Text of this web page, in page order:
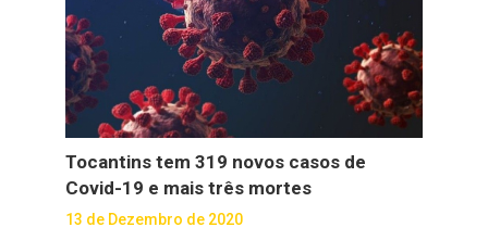
Tocantins tem 319 novos casos de
Covid-19 e mais três mortes
13 de Dezembro de 2020